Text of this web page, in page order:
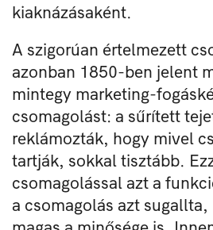
kiaknázásaként.
A szigorúan értelmezett
azonban 1850-ben jelent
mintegy marketing-
csomagolást: a sűrített
reklámozták, hogy mivel
tartják, sokkal tisztább.
csomagolással azt a
a csomagolás azt